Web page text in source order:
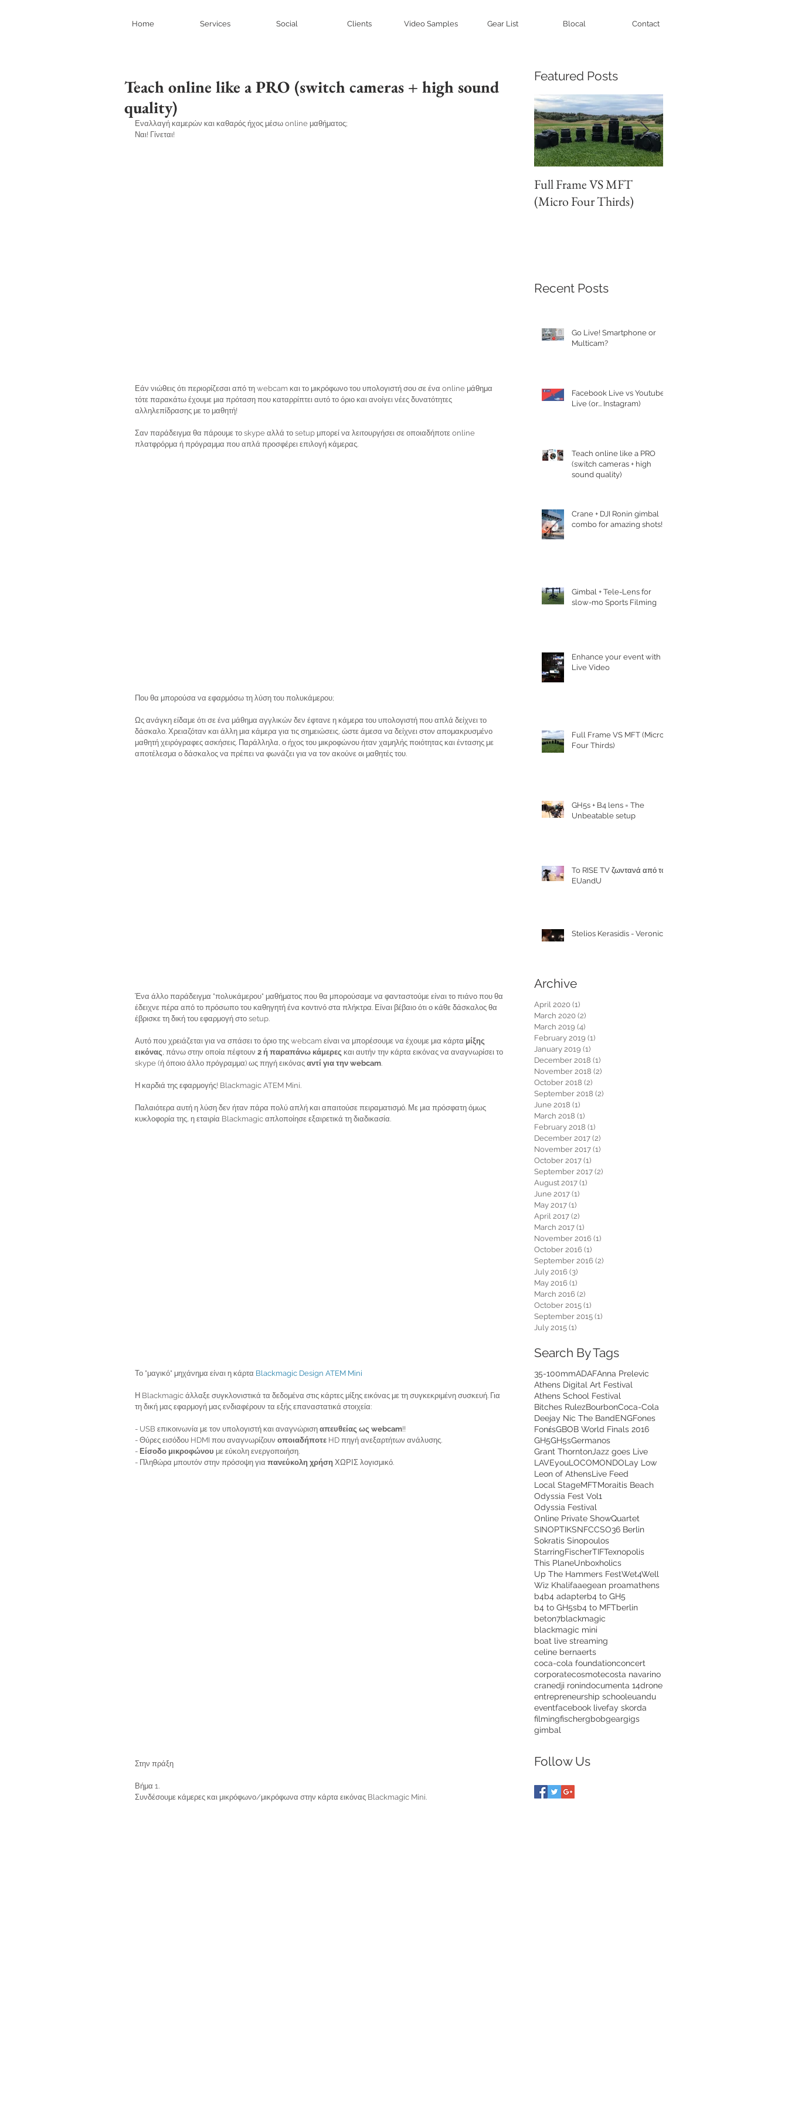
Home Services Social Clients Video Samples Gear List Blocal Contact
Teach online like a PRO (switch cameras + high sound
quality)
Εναλλαγή καμερών και καθαρός ήχος μέσω online μαθήματος;
Ναι! Γίνεται!
Εάν νιώθεις ότι περιορίζεσαι από τη webcam και το μικρόφωνο του υπολογιστή σου σε ένα online μάθημα
τότε παρακάτω έχουμε μια πρόταση που καταρρίπτει αυτό το όριο και ανοίγει νέες δυνατότητες
αλληλεπίδρασης με το μαθητή!
Σαν παράδειγμα θα πάρουμε το skype αλλά το setup μπορεί να λειτουργήσει σε οποιαδήποτε online
πλατφρόρμα ή πρόγραμμα που απλά προσφέρει επιλογή κάμερας.
Που θα μπορούσα να εφαρμόσω τη λύση του πολυκάμερου;
Ως ανάγκη είδαμε ότι σε ένα μάθημα αγγλικών δεν έφτανε η κάμερα του υπολογιστή που απλά δείχνει το
δάσκαλο. Χρειαζόταν και άλλη μια κάμερα για τις σημειώσεις, ώστε άμεσα να δείχνει στον απομακρυσμένο
μαθητή χειρόγραφες ασκήσεις. Παράλληλα, ο ήχος του μικροφώνου ήταν χαμηλής ποιότητας και έντασης με
αποτέλεσμα ο δάσκαλος να πρέπει να φωνάζει για να τον ακούνε οι μαθητές του.
Ένα άλλο παράδειγμα "πολυκάμερου" μαθήματος που θα μπορούσαμε να φανταστούμε είναι το πιάνο που θα
έδειχνε πέρα από το πρόσωπο του καθηγητή ένα κοντινό στα πλήκτρα. Είναι βέβαιο ότι ο κάθε δάσκαλος θα
έβρισκε τη δική του εφαρμογή στο setup.
Αυτό που χρειάζεται για να σπάσει το όριο της webcam είναι να μπορέσουμε να έχουμε μια κάρτα μίξης
εικόνας, πάνω στην οποία πέφτουν 2 ή παραπάνω κάμερες και αυτήν την κάρτα εικόνας να αναγνωρίσει το
skype (ή όποιο άλλο πρόγραμμα) ως πηγή εικόνας αντί για την webcam.
Η καρδιά της εφαρμογής! Blackmagic ATEM Mini.
Παλαιότερα αυτή η λύση δεν ήταν πάρα πολύ απλή και απαιτούσε πειραματισμό. Με μια πρόσφατη όμως
κυκλοφορία της, η εταιρία Blackmagic απλοποίησε εξαιρετικά τη διαδικασία.
Το "μαγικό" μηχάνημα είναι η κάρτα Blackmagic Design ATEM Mini
Η Blackmagic άλλαξε συγκλονιστικά τα δεδομένα στις κάρτες μίξης εικόνας με τη συγκεκριμένη συσκευή. Για
τη δική μας εφαρμογή μας ενδιαφέρουν τα εξής επαναστατικά στοιχεία:
- USB επικοινωνία με τον υπολογιστή και αναγνώριση απευθείας ως webcam!!
- Θύρες εισόδου HDMI που αναγνωρίζουν οποιαδήποτε HD πηγή ανεξαρτήτων ανάλυσης.
- Είσοδο μικροφώνου με εύκολη ενεργοποιήση.
- Πληθώρα μπουτόν στην πρόσοψη για πανεύκολη χρήση ΧΩΡΙΣ λογισμικό.
Στην πράξη
Βήμα 1.
Συνδέσουμε κάμερες και μικρόφωνο/μικρόφωνα στην κάρτα εικόνας Blackmagic Mini.
Featured Posts
Full Frame VS MFT
(Micro Four Thirds)
Recent Posts
Go Live! Smartphone or
Multicam?
Facebook Live vs Youtube
Live (or... Instagram)
Teach online like a PRO
(switch cameras + high
sound quality)
Crane + DJI Ronin gimbal
combo for amazing shots!
Gimbal + Tele-Lens for
slow-mo Sports Filming
Enhance your event with
Live Video
Full Frame VS MFT (Micro
Four Thirds)
GH5s + B4 lens = The
Unbeatable setup
To RISE TV ζωντανά από το
EUandU
Stelios Kerasidis - Veronica
Archive
April 2020 (1)
March 2020 (2)
March 2019 (4)
February 2019 (1)
January 2019 (1)
December 2018 (1)
November 2018 (2)
October 2018 (2)
September 2018 (2)
June 2018 (1)
March 2018 (1)
February 2018 (1)
December 2017 (2)
November 2017 (1)
October 2017 (1)
September 2017 (2)
August 2017 (1)
June 2017 (1)
May 2017 (1)
April 2017 (2)
March 2017 (1)
November 2016 (1)
October 2016 (1)
September 2016 (2)
July 2016 (3)
May 2016 (1)
March 2016 (2)
October 2015 (1)
September 2015 (1)
July 2015 (1)
Search By Tags
35-100mmADAFAnna Prelevic
Athens Digital Art Festival
Athens School Festival
Bitches RulezBourbonCoca-Cola
Deejay Nic The BandENGFones
FonέsGBOB World Finals 2016
GH5GH5sGermanos
Grant Thornton Jazz goes Live
LAVEyouLOCOMONDOLay Low
Leon of AthensLive Feed
Local StageMFTMoraitis Beach
Odyssia Fest Vol1
Odyssia Festival
Online Private ShowQuartet
SINOPTIKSNFCCSO36 Berlin
Sokratis Sinopoulos
StarringFischerTIFTexnopolis
This PlaneUnboxholics
Up The Hammers FestWet4Well
Wiz Khalifaaegean proamathens
b4b4 adapterb4 to GH5
b4 to GH5sb4 to MFTberlin
beton7blackmagic
blackmagic mini
boat live streaming
celine bernaerts
coca-cola foundationconcert
corporatecosmotecosta navarino
cranedji ronindocumenta 14drone
entrepreneurship schooleuandu
eventfacebook livefay skorda
filmingfischergbobgeargigs
gimbal
Follow Us